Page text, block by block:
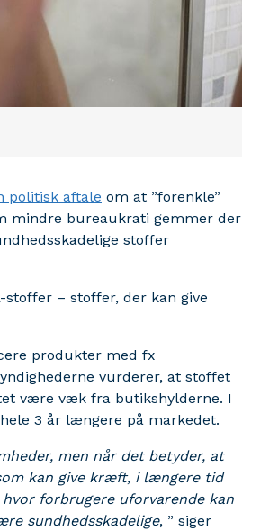
politisk aftale om at ”forenkle”
mindre bureaukrati gemmer der
stoffer
– stoffer, der kan give
produkter med fx
vurderer, at stoffet
være væk fra butikshylderne. I
3 år længere på markedet.
men når det betyder, at
kan give kræft, i længere tid
forbrugere uforvarende kan
sundhedsskadelige, ” siger